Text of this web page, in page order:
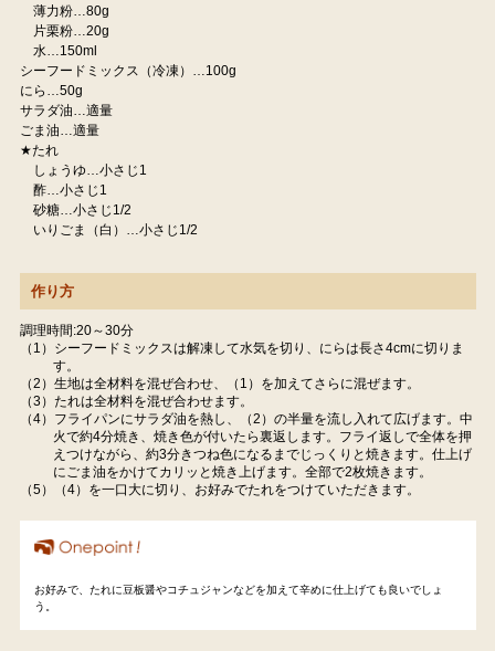
薄力粉…80g
片栗粉…20g
水…150ml
シーフードミックス（冷凍）…100g
にら…50g
サラダ油…適量
ごま油…適量
★たれ
しょうゆ…小さじ1
酢…小さじ1
砂糖…小さじ1/2
いりごま（白）…小さじ1/2
作り方
調理時間:20～30分
（1）シーフードミックスは解凍して水気を切り、にらは長さ4cmに切りま
す。
（2）生地は全材料を混ぜ合わせ、（1）を加えてさらに混ぜます。
（3）たれは全材料を混ぜ合わせます。
（4）フライパンにサラダ油を熱し、（2）の半量を流し入れて広げます。中
火で約4分焼き、焼き色が付いたら裏返します。フライ返しで全体を押
えつけながら、約3分きつね色になるまでじっくりと焼きます。仕上げ
にごま油をかけてカリッと焼き上げます。全部で2枚焼きます。
（5）（4）を一口大に切り、お好みでたれをつけていただきます。
お好みで、たれに豆板醤やコチュジャンなどを加えて辛めに仕上げても良いでしょ
う。